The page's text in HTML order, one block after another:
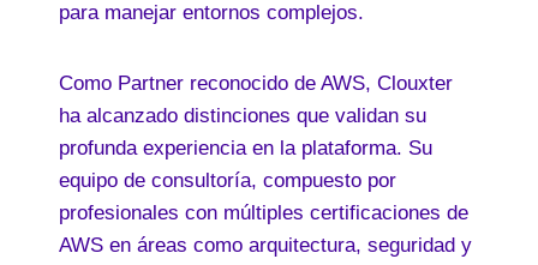
para manejar entornos complejos.
Como Partner reconocido de AWS, Clouxter
ha alcanzado distinciones que validan su
profunda experiencia en la plataforma. Su
equipo de consultoría, compuesto por
profesionales con múltiples certificaciones de
AWS en áreas como arquitectura, seguridad y